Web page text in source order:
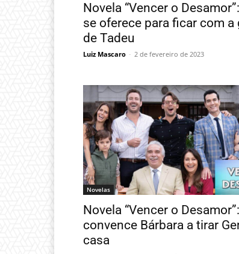
Novela “Vencer o
se oferece para ficar com a
de Tadeu
Luiz Mascaro - 2 de fevereiro de 2023
Novelas
Novela “Vencer o
convence Bárbara a tirar
casa